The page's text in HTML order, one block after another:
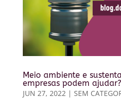
Meio ambiente e
empresas podem ajudar?
JUN 27, 2022| SEM